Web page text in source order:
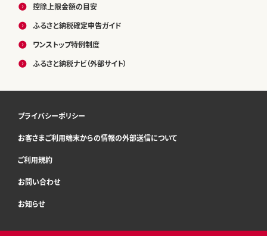
控除上限金額の目安
ふるさと納税確定申告ガイド
ワンストップ特例制度
ふるさと納税ナビ（外部サイト）
プライバシーポリシー
お客さまご利用端末からの情報の外部送信について
ご利用規約
お問い合わせ
お知らせ